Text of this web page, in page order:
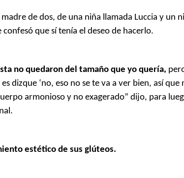
madre de dos, de una niña llamada Luccia y un
que sí tenía el deseo de hacerlo.
no quedaron del tamaño que yo quería,
dizque ‘no, eso no se te va a ver bien, así que
armonioso y no exagerado” dijo, para
estético de sus glúteos.